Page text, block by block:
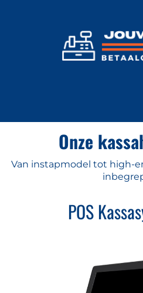
Onze
Van instapmodel tot high-
POS